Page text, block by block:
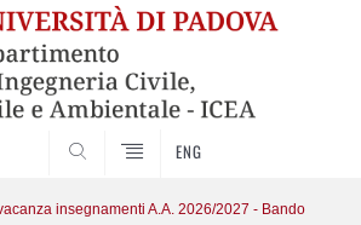
ENG
insegnamenti A.A. 2026/2027 - Bando 26-